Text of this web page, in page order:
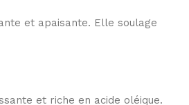
et apaisante. Elle soulage
et riche en acide oléique.